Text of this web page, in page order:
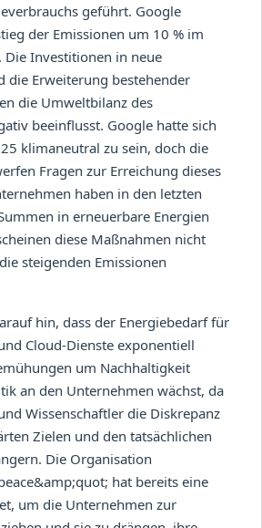
geführt. Google
der Emissionen um 10 % im
Investitionen in neue
die Erweiterung bestehender
die Umweltbilanz des
beeinflusst. Google hatte sich
klimaneutral zu sein, doch die
Fragen zur Erreichung dieses
haben in den letzten
in erneuerbare Energien
diese Maßnahmen nicht
steigenden Emissionen
hin, dass der Energiebedarf für
Cloud-Dienste exponentiell
um Nachhaltigkeit
an den Unternehmen wächst, da
Wissenschaftler die Diskrepanz
Zielen und den tatsächlichen
Die Organisation
hat bereits eine
um die Unternehmen zur